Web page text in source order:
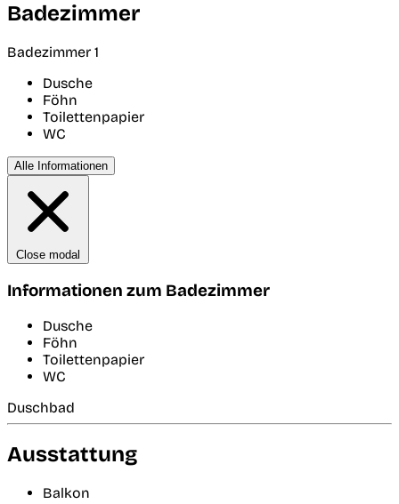
Badezimmer
Badezimmer 1
Dusche
Föhn
Toilettenpapier
WC
Alle Informationen
Close modal
Informationen zum Badezimmer
Dusche
Föhn
Toilettenpapier
WC
Duschbad
Ausstattung
Balkon